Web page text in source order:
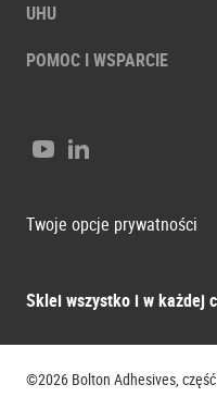
UHU
POMOC I WSPARCIE
Sklei wszystko i w każdej
YoutubeLinkedIn
Twoje opcje prywatności
©2026 Bolton Adhesives,